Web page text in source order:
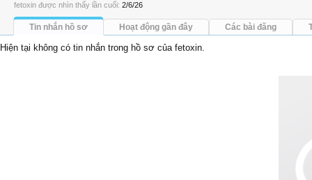
fetoxin được nhìn thấy lần cuối: 2/6/26
Tin nhắn hồ sơ Hoạt động gần đây Các bài đăng
Hiện tại không có tin nhắn trong hồ sơ của fetoxin.